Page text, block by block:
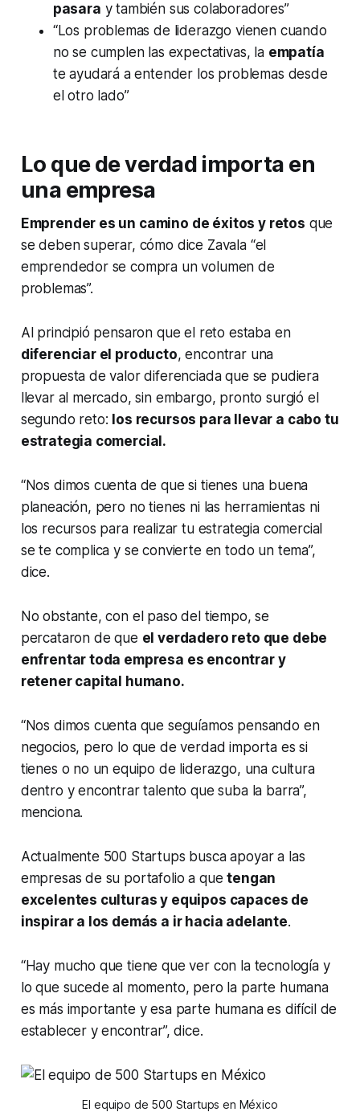
pasara y también sus colaboradores”
“Los problemas de liderazgo vienen cuando
no se cumplen las expectativas, la empatía
te ayudará a entender los problemas desde
el otro lado”
Lo que de verdad importa en
una empresa
Emprender es un camino de éxitos y retos que
se deben superar, cómo dice Zavala “el
emprendedor se compra un volumen de
problemas”.
Al principió pensaron que el reto estaba en
diferenciar el producto, encontrar una
propuesta de valor diferenciada que se pudiera
llevar al mercado, sin embargo, pronto surgió el
segundo reto: los recursos para llevar a cabo tu
estrategia comercial.
“Nos dimos cuenta de que si tienes una buena
planeación, pero no tienes ni las herramientas ni
los recursos para realizar tu estrategia comercial
se te complica y se convierte en todo un tema”,
dice.
No obstante, con el paso del tiempo, se
percataron de que el verdadero reto que debe
enfrentar toda empresa es encontrar y
retener capital humano.
“Nos dimos cuenta que seguíamos pensando en
negocios, pero lo que de verdad importa es si
tienes o no un equipo de liderazgo, una cultura
dentro y encontrar talento que suba la barra”,
menciona.
Actualmente 500 Startups busca apoyar a las
empresas de su portafolio a quetengan
excelentes culturas y equipos capaces de
inspirar a los demás a ir hacia adelante.
“Hay mucho que tiene que ver con la tecnología y
lo que sucede al momento, pero la parte humana
es más importante y esa parte humana es difícil de
establecer y encontrar”, dice.
El equipo de 500 Startups en México